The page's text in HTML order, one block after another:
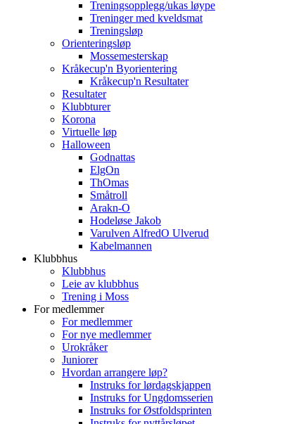
Treningsopplegg/ukas løype
Treninger med kveldsmat
Treningsløp
Orienteringsløp
Mossemesterskap
Kråkecup'n Byorientering
Kråkecup'n Resultater
Resultater
Klubbturer
Korona
Virtuelle løp
Halloween
Godnattas
ElgOn
ThOmas
Småtroll
Arakn-O
Hodeløse Jakob
Varulven AlfredO Ulverud
Kabelmannen
Klubbhus
Klubbhus
Leie av klubbhus
Trening i Moss
For medlemmer
For medlemmer
For nye medlemmer
Urokråker
Juniorer
Hvordan arrangere løp?
Instruks for lørdagskjappen
Instruks for Ungdomsserien
Instruks for Østfoldsprinten